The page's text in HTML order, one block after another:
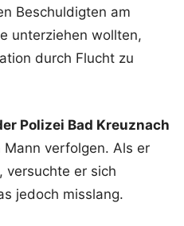
Beschuldigten am
unterziehen wollten,
durch Flucht zu
Polizei Bad Kreuznach
verfolgen. Als er
versuchte er sich
jedoch misslang.